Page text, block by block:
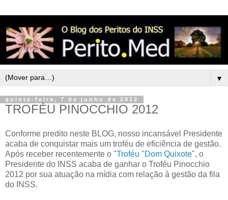
▼
quinta-feira, 7 de junho de 2012
TROFÉU PINOCCHIO 2012
Conforme predito neste BLOG, nosso incansável Presidente
acaba de conquistar mais um troféu de eficiência de gestão.
Após receber recentemente o "Troféu "Dom Quixote", o
Presidente do INSS acaba de ganhar o Troféu Pinocchio
2012 por sua atuação na mídia com relação à gestão da fila
do INSS.